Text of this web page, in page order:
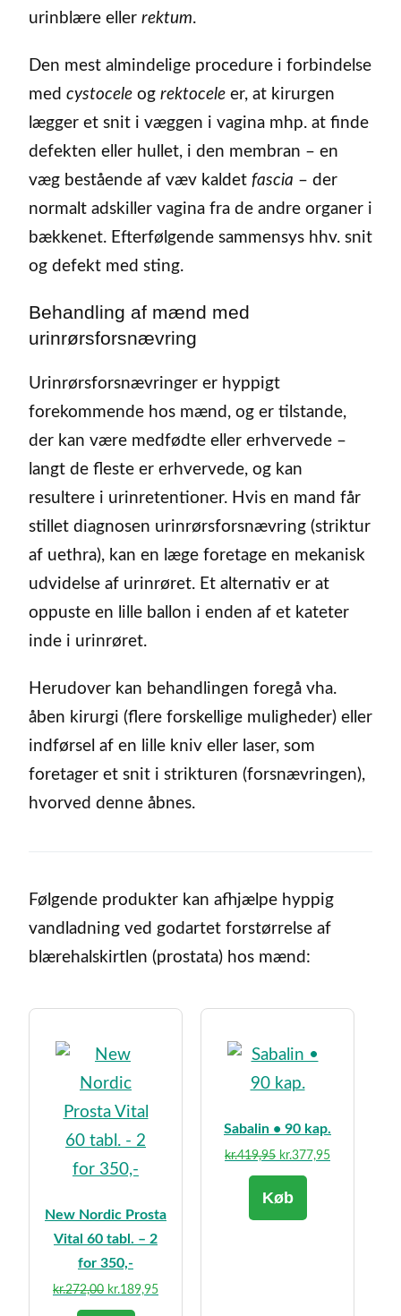
urinblære eller rektum.
Den mest almindelige procedure i forbindelse
med cystocele og rektocele er, at kirurgen
lægger et snit i væggen i vagina mhp. at finde
defekten eller hullet, i den membran – en
væg bestående af væv kaldet fascia – der
normalt adskiller vagina fra de andre organer i
bækkenet. Efterfølgende sammensys hhv. snit
og defekt med sting.
Behandling af mænd med
urinrørsforsnævring
Urinrørsforsnævringer er hyppigt
forekommende hos mænd, og er tilstande,
der kan være medfødte eller erhvervede –
langt de fleste er erhvervede, og kan
resultere i urinretentioner. Hvis en mand får
stillet diagnosen urinrørsforsnævring (striktur
af uethra), kan en læge foretage en mekanisk
udvidelse af urinrøret. Et alternativ er at
oppuste en lille ballon i enden af et kateter
inde i urinrøret.
Herudover kan behandlingen foregå vha.
åben kirurgi (flere forskellige muligheder) eller
indførsel af en lille kniv eller laser, som
foretager et snit i strikturen (forsnævringen),
hvorved denne åbnes.
Følgende produkter kan afhjælpe hyppig
vandladning ved godartet forstørrelse af
blærehalskirtlen (prostata) hos mænd:
New Nordic Prosta
Vital 60 tabl. – 2
for 350,-
kr.272,00 Den
oprindelige
kr.189,95Den
Sabalin • 90 kap.
kr.419,95 Den
oprindelige
pris
kr.377,95Den
Køb